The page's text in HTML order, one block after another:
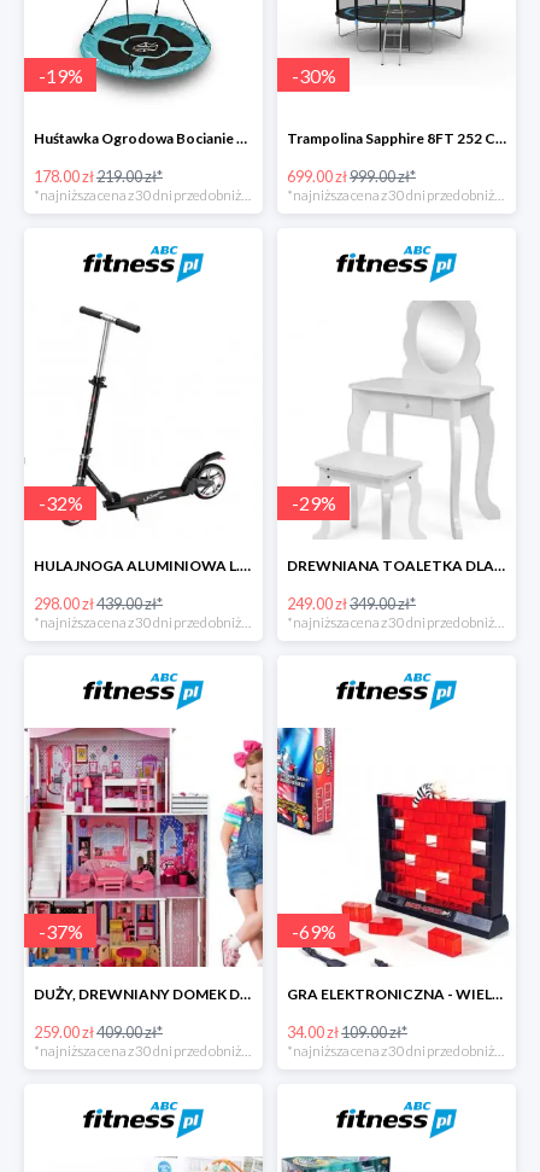
-19%
Huśtawka Ogrodowa Bocianie Gniazdo Sapphire -19%
178.00 zł219.00 zł*
-30%
Trampolina Sapphire 8FT 252 Cm + GRATISY -30%
699.00 zł999.00 zł*
-32%
HULAJNOGA ALUMINIOWA L.A. SPORTS SWIFT ZE STOPKĄ -141zł
298.00 zł439.00 zł*
*najniższa cena z 30 dni przed obniżką
-29%
DREWNIANA TOALETKA DLA DZIEWCZYNKI
249.00 zł349.00 zł*
*najniższa cena z 30 dni przed obniżką
-37%
DUŻY, DREWNIANY DOMEK DLA LALEK Z AKCESORIAMI
259.00 zł409.00 zł*
-69%
GRA ELEKTRONICZNA - WIELKI SKOK
34.00 zł109.00 zł*